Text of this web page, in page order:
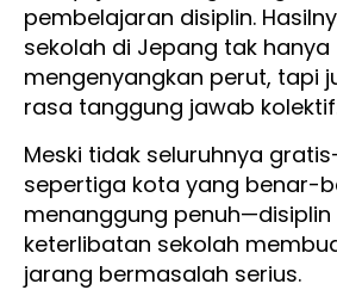
pembelajaran disiplin.
sekolah di Jepang tak hanya
mengenyangkan perut, tapi
rasa tanggung jawab
Meski tidak seluruhnya
sepertiga kota yang benar-
menanggung
keterlibatan sekolah
jarang bermasalah serius.